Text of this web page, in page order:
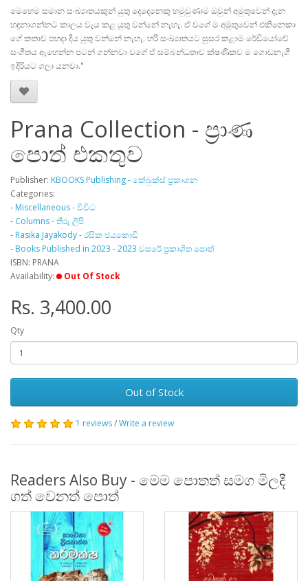
මෙහෙම සමාන සංඛ්‍යාතයකුන් යුතු දෙදෙනෙකු හමුවුණාම ඔවුන් අමුතුවෙන් දැන
හඳුනාගන්නට කාලය වැය කළ යුතු වන්නේ නැහැ. ඒ වගේ ම අමුතුවෙන් එකිනෙකා
ගේ කතාව පහදා දිය යුතු වන්නේ නැහැ. හරි සංඛ්‍යාතයට සුසර කළාම රේඩියෝවේ
සංගීතය ඇහෙන්න පටන් ගන්නවා වගේ ඒ සම්බන්ධතාව ක්ෂණිකව ම ගොඩනැගී
ඉදිරියට ගලා යනවා."
Prana Collection - ප්‍රාණ
පොත් එකතුව
Publisher: KBOOKS Publishing - කේබුක්ස් ප්‍රකාශන
Categories:
- Miscellaneous - විවිධ
- Columns - තීරු ලිපි
- Rasika Jayakody - රසික ජයකොඩි
- Books Published in 2023 - 2023 වසරේ ප්‍රකාශිත පොත්
ISBN: PRANA
Availability:
Out Of Stock
Rs. 3,400.00
Qty
Out of Stock
1 reviews/Write a review
Readers Also Buy - මෙම පොතත් සමග මිලදී
ගත් වෙනත් පොත්